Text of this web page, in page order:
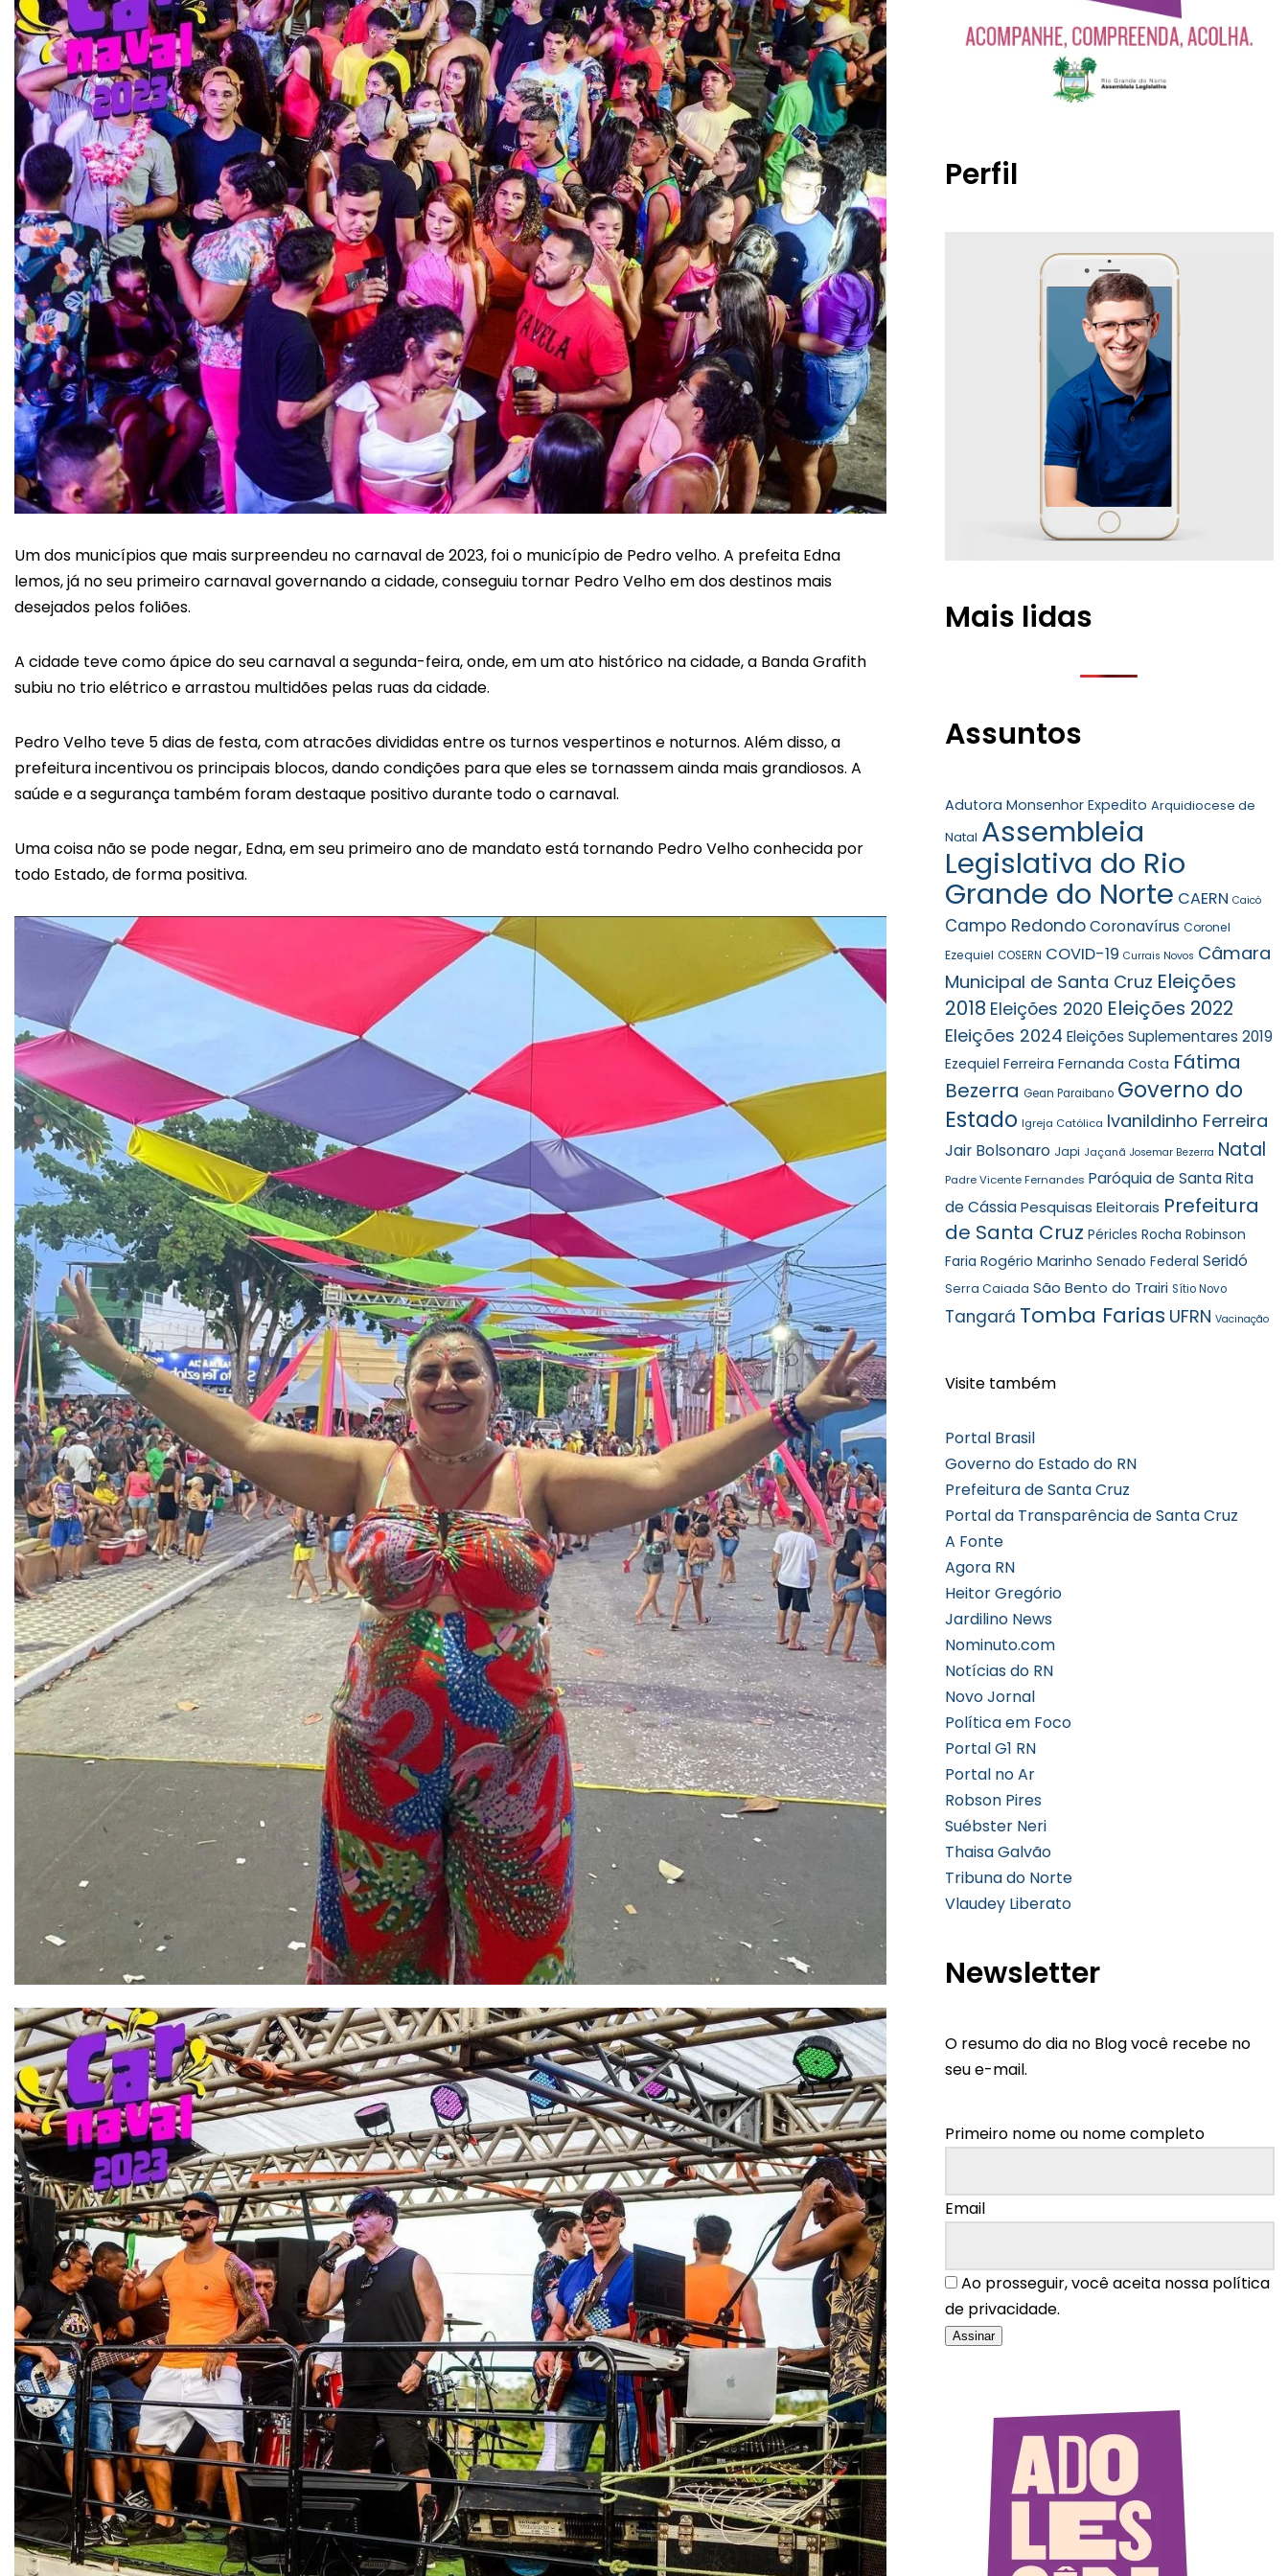
Um dos municípios que mais surpreendeu no carnaval de 2023, foi o município de Pedro velho. A prefeita Edna
lemos, já no seu primeiro carnaval governando a cidade, conseguiu tornar Pedro Velho em dos destinos mais
desejados pelos foliões.
A cidade teve como ápice do seu carnaval a segunda-feira, onde, em um ato histórico na cidade, a Banda Grafith
subiu no trio elétrico e arrastou multidões pelas ruas da cidade.
Pedro Velho teve 5 dias de festa, com atracões divididas entre os turnos vespertinos e noturnos. Além disso, a
prefeitura incentivou os principais blocos, dando condições para que eles se tornassem ainda mais grandiosos. A
saúde e a segurança também foram destaque positivo durante todo o carnaval.
Uma coisa não se pode negar, Edna, em seu primeiro ano de mandato está tornando Pedro Velho conhecida por
todo Estado, de forma positiva.
Perfil
Mais lidas
Assuntos
Adutora Monsenhor Expedito Arquidiocese de
Natal Assembleia
Legislativa do Rio
Grande do Norte CAERN Caicó
Campo Redondo Coronavírus Coronel
Ezequiel COSERN COVID-19 Currais Novos Câmara
Municipal de Santa Cruz Eleições
2018 Eleições 2020 Eleições 2022
Eleições 2024 Eleições Suplementares 2019
Ezequiel Ferreira Fernanda Costa Fátima
Bezerra Gean Paraibano Governo do
Estado Igreja Católica Ivanildinho Ferreira
Jair Bolsonaro Japi Jaçanã Josemar Bezerra Natal
Padre Vicente Fernandes Paróquia de Santa Rita
de Cássia Pesquisas Eleitorais Prefeitura
de Santa Cruz Péricles Rocha Robinson
Faria Rogério Marinho Senado Federal Seridó
Serra Caiada São Bento do Trairi Sítio Novo
Tangará Tomba Farias UFRN Vacinação
Visite também
Portal Brasil
Governo do Estado do RN
Prefeitura de Santa Cruz
Portal da Transparência de Santa Cruz
A Fonte
Agora RN
Heitor Gregório
Jardilino News
Nominuto.com
Notícias do RN
Novo Jornal
Política em Foco
Portal G1 RN
Portal no Ar
Robson Pires
Suébster Neri
Thaisa Galvão
Tribuna do Norte
Vlaudey Liberato
Newsletter
O resumo do dia no Blog você recebe no
seu e-mail.
Primeiro nome ou nome completo
Email
Ao prosseguir, você aceita nossa política
de privacidade.